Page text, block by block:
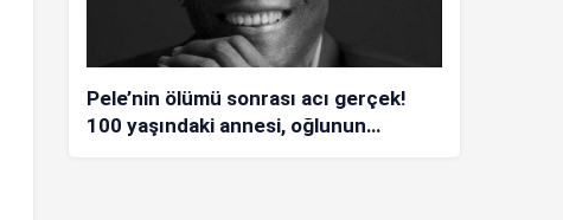
Pele’nin ölümü sonrası acı gerçek!
100 yaşındaki annesi, oğlunun